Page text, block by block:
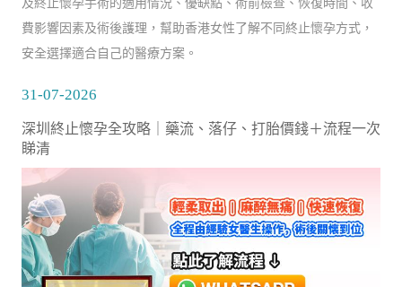
及終止懷孕手術的適用情況、優缺點、術前檢查、恢復時間、收
費影響因素及術後護理，幫助香港女性了解不同終止懷孕方式，
安全選擇適合自己的醫療方案。
31-07-2026
深圳終止懷孕全攻略｜藥流、落仔、打胎價錢＋流程一次
睇清